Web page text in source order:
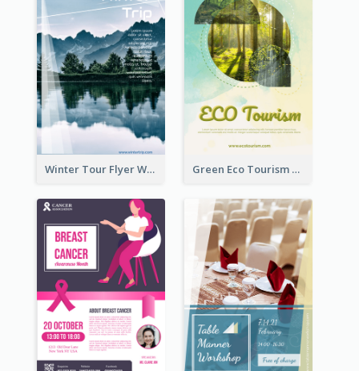
Winter Tour Flyer With Photo Of Snow Mountain Green Eco Tourism Flyer With Photos Of Forest